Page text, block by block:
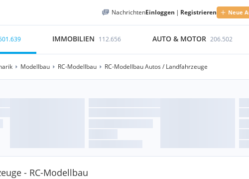
NachrichtenEinloggen | Registrieren Neue
IMMOBILIEN 112.656 AUTO & MOTOR 206.502
Modellbau RC-Modellbau RC-Modellbau Autos / Landfahrzeuge
- RC-Modellbau